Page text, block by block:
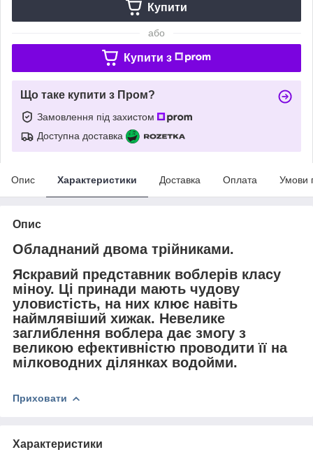
Купити
або
Купити з
Що таке купити з Пром?
Замовлення під захистом
Доступна доставка
Опис Характеристики Доставка Оплата Умови
Опис
Обладнаний двома трійниками.
Яскравий представник воблерів класу
міноу. Ці принади мають чудову
уловистість, на них клює навіть
наймлявіший хижак. Невелике
заглиблення воблера дає змогу з
великою ефективністю проводити її на
мілководних ділянках водойми.
Приховати
Характеристики